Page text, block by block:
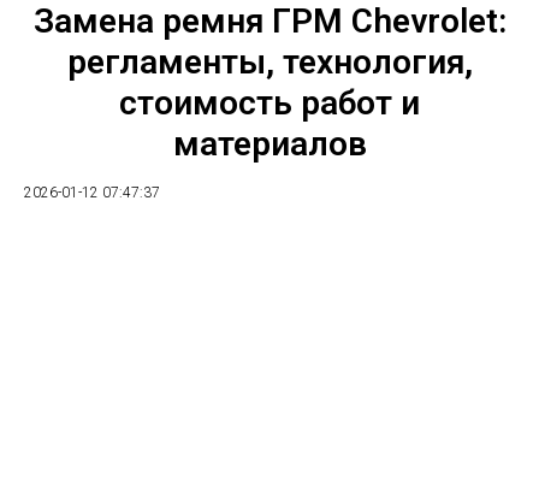
Замена ремня ГРМ Chevrolet:
регламенты, технология,
стоимость работ и
материалов
2026-01-12 07:47:37